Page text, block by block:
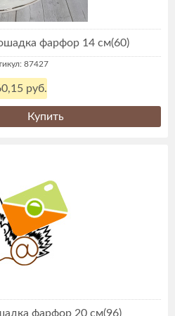
фарфор 14 см(60)
87427
руб.
Купить
фарфор 20 см(96)